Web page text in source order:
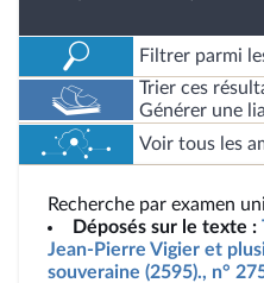
Filtrer parmi
Trier ces
Générer une
Voir tous les
Recherche par examen
Déposés sur le texte :
Jean-Pierre Vigier et
souveraine (2595)., n°